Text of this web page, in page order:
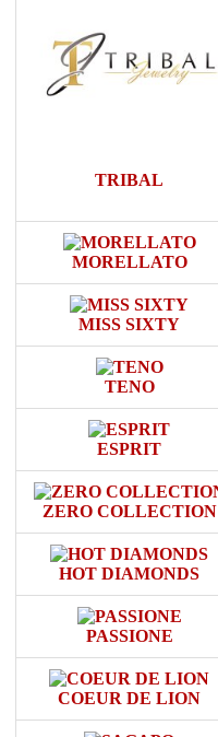
TRIBAL
MORELLATO
MISS SIXTY
TENO
ESPRIT
ZERO COLLECTION
HOT DIAMONDS
PASSIONE
COEUR DE LION